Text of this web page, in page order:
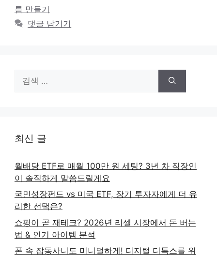
름 만들기
댓글 남기기
색:
최신 글
월배당 ETF로 매월 100만 원 세팅? 3년 차 직장인
이 솔직하게 말씀드릴게요
국민성장펀드 vs 미국 ETF, 장기 투자자에게 더 유
리한 선택은?
쇼핑이 곧 재테크? 2026년 리셀 시장에서 돈 버는
법 & 인기 아이템 분석
폰 속 잡동사니도 미니멀하게! 디지털 디톡스를 위